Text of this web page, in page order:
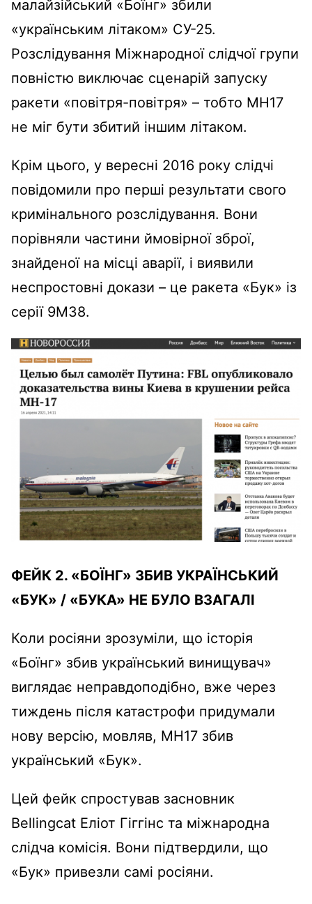
малайзійський «Боїнг» збили
«українським літаком» СУ-25.
Розслідування Міжнародної слідчої групи
повністю виключає сценарій запуску
ракети «повітря-повітря» – тобто MH17
не міг бути збитий іншим літаком.
Крім цього, у вересні 2016 року слідчі
повідомили про перші результати свого
кримінального розслідування. Вони
порівняли частини ймовірної зброї,
знайденої на місці аварії, і виявили
неспростовні докази – це ракета «Бук» із
серії 9M38.
ФЕЙК 2. «БОЇНГ» ЗБИВ УКРАЇНСЬКИЙ
«БУК» / «БУКА» НЕ БУЛО ВЗАГАЛІ
Коли росіяни зрозуміли, що історія
«Боїнг» збив український винищувач»
виглядає неправдоподібно, вже через
тиждень після катастрофи придумали
нову версію, мовляв, МН17 збив
український «Бук».
Цей фейк спростував засновник
Bellingcat Еліот Гіггінс та міжнародна
слідча комісія. Вони підтвердили, що
«Бук» привезли самі росіяни.